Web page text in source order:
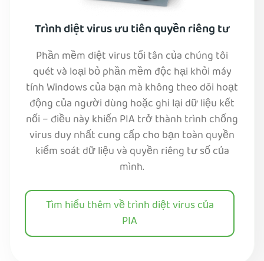
Trình diệt virus ưu tiên quyền riêng tư
Phần mềm diệt virus tối tân của chúng tôi
quét và loại bỏ phần mềm độc hại khỏi máy
tính Windows của bạn mà không theo dõi hoạt
động của người dùng hoặc ghi lại dữ liệu kết
nối – điều này khiến PIA trở thành trình chống
virus duy nhất cung cấp cho bạn toàn quyền
kiểm soát dữ liệu và quyền riêng tư số của
mình.
Tìm hiểu thêm về trình diệt virus của
PIA